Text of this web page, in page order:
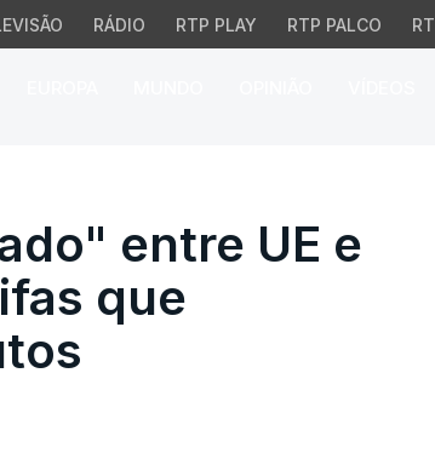
RÁDIO RTP PLAY RTP PALCO
entre UE e
entre UE e
que